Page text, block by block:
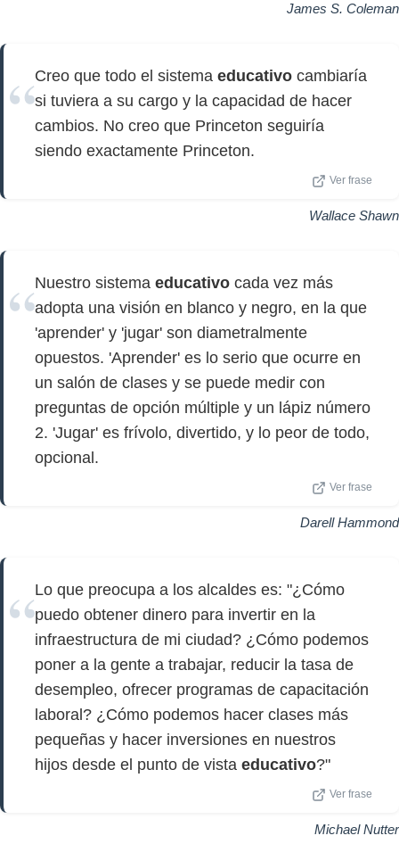
James S. Coleman
Creo que todo el sistema educativo cambiaría
si tuviera a su cargo y la capacidad de hacer
cambios. No creo que Princeton seguiría
siendo exactamente Princeton.
Ver frase
Wallace Shawn
Nuestro sistema educativo cada vez más
adopta una visión en blanco y negro, en la que
'aprender' y 'jugar' son diametralmente
opuestos. 'Aprender' es lo serio que ocurre en
un salón de clases y se puede medir con
preguntas de opción múltiple y un lápiz número
2. 'Jugar' es frívolo, divertido, y lo peor de todo,
opcional.
Ver frase
Darell Hammond
Lo que preocupa a los alcaldes es: "¿Cómo
puedo obtener dinero para invertir en la
infraestructura de mi ciudad? ¿Cómo podemos
poner a la gente a trabajar, reducir la tasa de
desempleo, ofrecer programas de capacitación
laboral? ¿Cómo podemos hacer clases más
pequeñas y hacer inversiones en nuestros
hijos desde el punto de vista educativo?"
Ver frase
Michael Nutter